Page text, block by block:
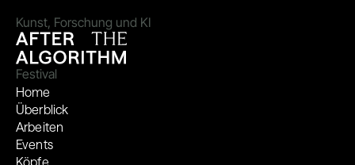
Kunst, Forschung und KI
Festival
Home
Überblick
Arbeiten
Events
Köpfe